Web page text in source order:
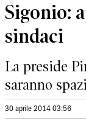
Sigonio:
sindaci
La preside
saranno
30 aprile 2014 03:56